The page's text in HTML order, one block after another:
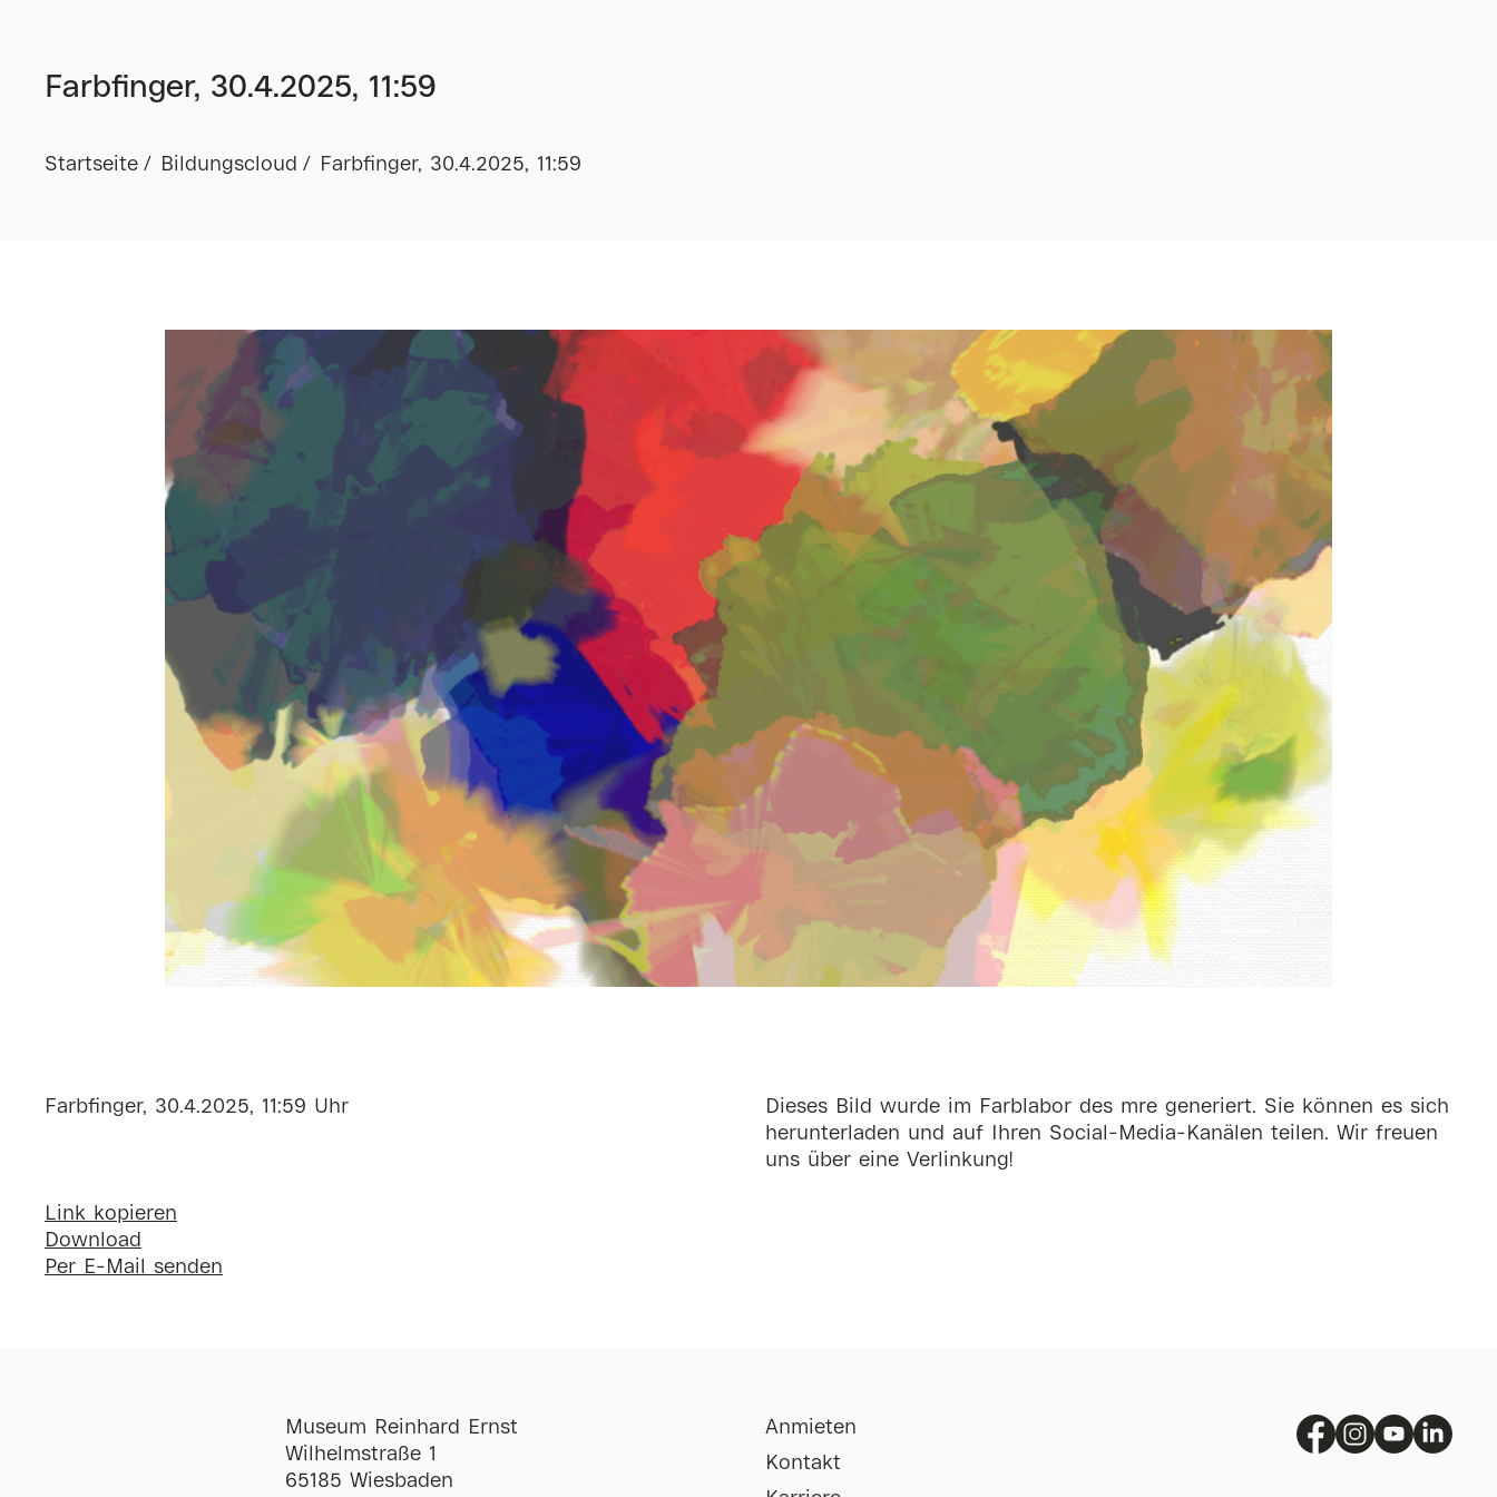
Farbfinger, 30.4.2025, 11:59
Startseite Bildungscloud Farbfinger, 30.4.2025, 11:59
Farbfinger, 30.4.2025, 11:59 Uhr
Link kopieren
Download
Per E-Mail senden
Dieses Bild wurde im Farblabor des mre generiert. Sie können es sich
herunterladen und auf Ihren Social-Media-Kanälen teilen. Wir freuen
uns über eine Verlinkung!
Museum Reinhard Ernst
Wilhelmstraße 1
65185 Wiesbaden
Anmieten
Kontakt